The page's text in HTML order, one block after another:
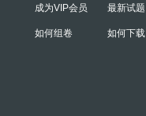
成为VIP会员 最新试题
如何组卷 如何下载